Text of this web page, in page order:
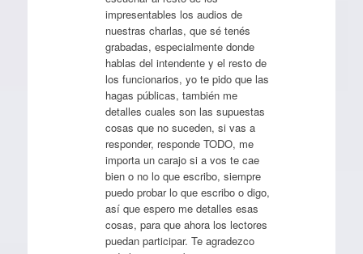
impresentables los audios de
nuestras charlas, que sé tenés
grabadas, especialmente donde
hablas del intendente y el resto de
los funcionarios, yo te pido que las
hagas públicas, también me
detalles cuales son las supuestas
cosas que no suceden, si vas a
responder, responde TODO, me
importa un carajo si a vos te cae
bien o no lo que escribo, siempre
puedo probar lo que escribo o digo,
así que espero me detalles esas
cosas, para que ahora los lectores
puedan participar. Te agradezco